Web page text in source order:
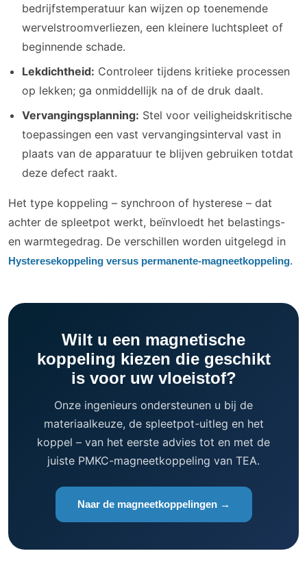
bedrijfstemperatuur kan wijzen op toenemende
wervelstroomverliezen, een kleinere luchtspleet of
beginnende schade.
Lekdichtheid: Controleer tijdens kritieke processen
op lekken; ga onmiddellijk na of de druk daalt.
Vervangingsplanning: Stel voor veiligheidskritische
toepassingen een vast vervangingsinterval vast in
plaats van de apparatuur te blijven gebruiken totdat
deze defect raakt.
Het type koppeling – synchroon of hysterese – dat
achter de spleetpot werkt, beïnvloedt het belastings-
en warmtegedrag. De verschillen worden uitgelegd in
Hysteresekoppeling versus permanente-magneetkoppeling.
Wilt u een magnetische
koppeling kiezen die geschikt
is voor uw vloeistof?
Onze ingenieurs ondersteunen u bij de
materiaalkeuze, de spleetpot-uitleg en het
koppel – van het eerste advies tot en met de
juiste PMKC-magneetkoppeling van TEA.
Naar de magneetkoppelingen →